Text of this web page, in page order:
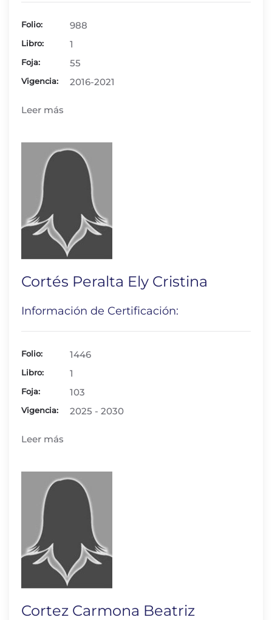
Folio: 988
Libro: 1
Foja: 55
Vigencia: 2016-2021
Leer más
Cortés Peralta Ely Cristina
Información de Certificación:
Folio: 1446
Libro: 1
Foja: 103
Vigencia: 2025 - 2030
Leer más
Cortez Carmona Beatriz